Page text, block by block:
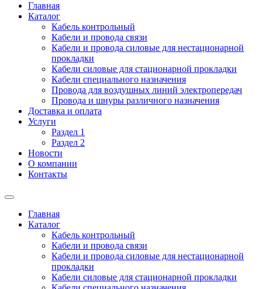
Главная
Каталог
Кабель контрольный
Кабели и провода связи
Кабели и провода силовые для нестационарной
прокладки
Кабели силовые для стационарной прокладки
Кабели специального назначения
Провода для воздушных линий электропередач
Провода и шнуры различного назначения
Доставка и оплата
Услуги
Раздел 1
Раздел 2
Новости
О компании
Контакты
Главная
Каталог
Кабель контрольный
Кабели и провода связи
Кабели и провода силовые для нестационарной
прокладки
Кабели силовые для стационарной прокладки